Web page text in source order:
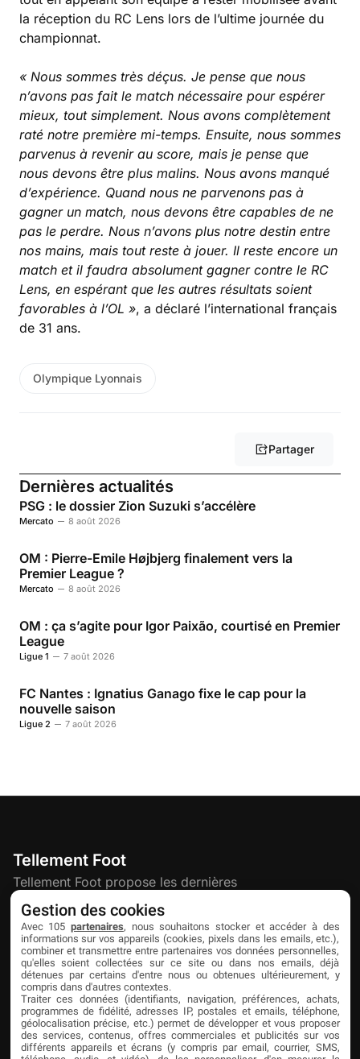
la réception du RC Lens lors de l’ultime journée du
championnat.
« Nous sommes très déçus. Je pense que nous
n’avons pas fait le match nécessaire pour espérer
mieux, tout simplement. Nous avons complètement
raté notre première mi-temps. Ensuite, nous sommes
parvenus à revenir au score, mais je pense que
nous devons être plus malins. Nous avons manqué
d’expérience. Quand nous ne parvenons pas à
gagner un match, nous devons être capables de ne
pas le perdre. Nous n’avons plus notre destin entre
nos mains, mais tout reste à jouer. Il reste encore un
match et il faudra absolument gagner contre le RC
Lens, en espérant que les autres résultats soient
favorables à l’OL », a déclaré l’international français
de 31 ans.
Olympique Lyonnais
Partager
Dernières actualités
PSG : le dossier Zion Suzuki s’accélère
Mercato 8 août 2026
OM : Pierre-Emile Højbjerg finalement vers la
Premier League ?
Mercato 8 août 2026
OM : ça s’agite pour Igor Paixão, courtisé en Premier
League
Ligue 1 7 août 2026
FC Nantes : Ignatius Ganago fixe le cap pour la
nouvelle saison
Ligue 2 7 août 2026
Tellement Foot
Tellement Foot propose les dernières
actualités et nouveautés créatives dédiées
au football.
Découvrir
À propos
Contact
Publicité
Liens utiles
Mentions légales
Confidentialité
Cookies
Partenaires
Livefoot
Jeunesfooteux
Tólmi Studio
Gestion des cookies
Avec 105 partenaires, nous souhaitons stocker et accéder à des
informations sur vos appareils (cookies, pixels dans les emails, etc.),
combiner et transmettre entre partenaires vos données personnelles,
qu'elles soient collectées sur ce site ou dans nos emails, déjà
détenues par certains d'entre nous ou obtenues ultérieurement, y
compris dans d'autres contextes.
Traiter ces données (identifiants, navigation, préférences, achats,
programmes de fidélité, adresses IP, postales et emails, téléphone,
géolocalisation précise, etc.) permet de développer et vous proposer
des services, contenus, offres commerciales et publicités sur vos
différents appareils et écrans (y compris par email, courrier, SMS,